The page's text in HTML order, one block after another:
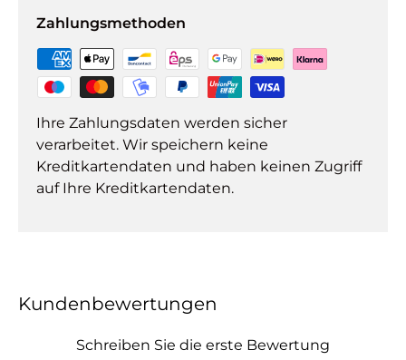
Zahlungsmethoden
Ihre Zahlungsdaten werden sicher
verarbeitet. Wir speichern keine
Kreditkartendaten und haben keinen Zugriff
auf Ihre Kreditkartendaten.
Kundenbewertungen
Schreiben Sie die erste Bewertung